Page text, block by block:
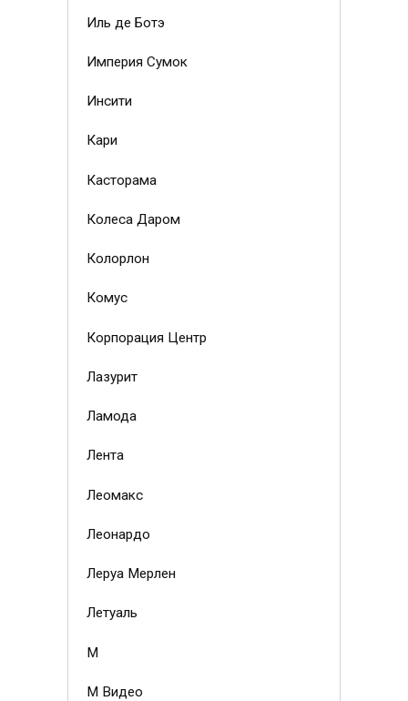
Иль де Ботэ
Империя Сумок
Инсити
Кари
Касторама
Колеса Даром
Колорлон
Комус
Корпорация Центр
Лазурит
Ламода
Лента
Леомакс
Леонардо
Леруа Мерлен
Летуаль
М
М Видео